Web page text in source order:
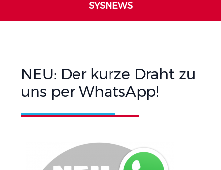
SYSNEWS
NEU: Der kurze Draht zu
uns per WhatsApp!